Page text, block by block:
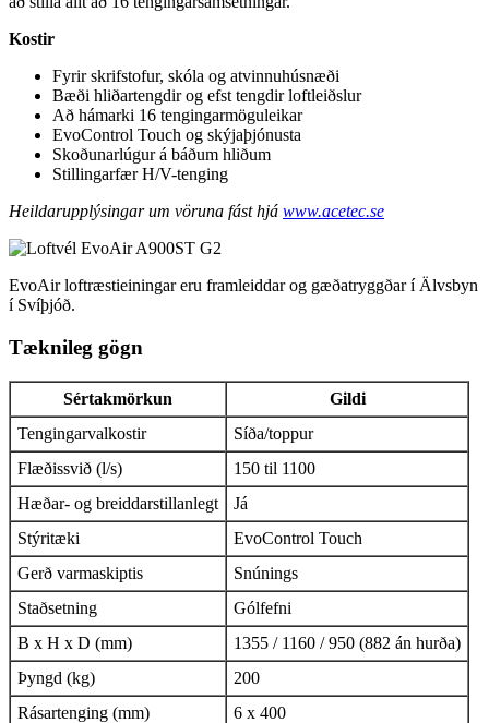
Kostir
Fyrir skrifstofur, skóla og atvinnuhúsnæði
Bæði hliðartengdir og efst tengdir loftleiðslur
Að hámarki 16 tengingarmöguleikar
EvoControl Touch og skýjaþjónusta
Skoðunarlúgur á báðum hliðum
Stillingarfær H/V-tenging
Heildarupplýsingar um vöruna fást hjá www.acetec.se
EvoAir loftræstieiningar eru framleiddar og gæðatryggðar í Älvsbyn
í Svíþjóð.
Tæknileg gögn
Sértakmörkun
Gildi
Tengingarvalkostir
Síða/toppur
Flæðissvið (l/s)
150 til 1100
Hæðar- og breiddarstillanlegt
Já
Stýritæki
EvoControl Touch
Gerð varmaskiptis
Snúnings
Staðsetning
Gólfefni
B x H x D (mm)
1355 / 1160 / 950 (882 án hurða)
Þyngd (kg)
200
Rásartenging (mm)
6 x 400